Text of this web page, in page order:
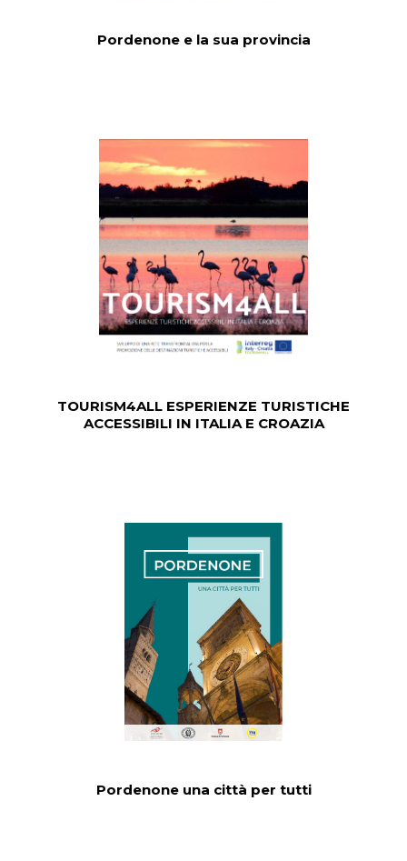
Pordenone e la sua provincia
TOURISM4ALL ESPERIENZE TURISTICHE
ACCESSIBILI IN ITALIA E CROAZIA
Pordenone una città per tutti